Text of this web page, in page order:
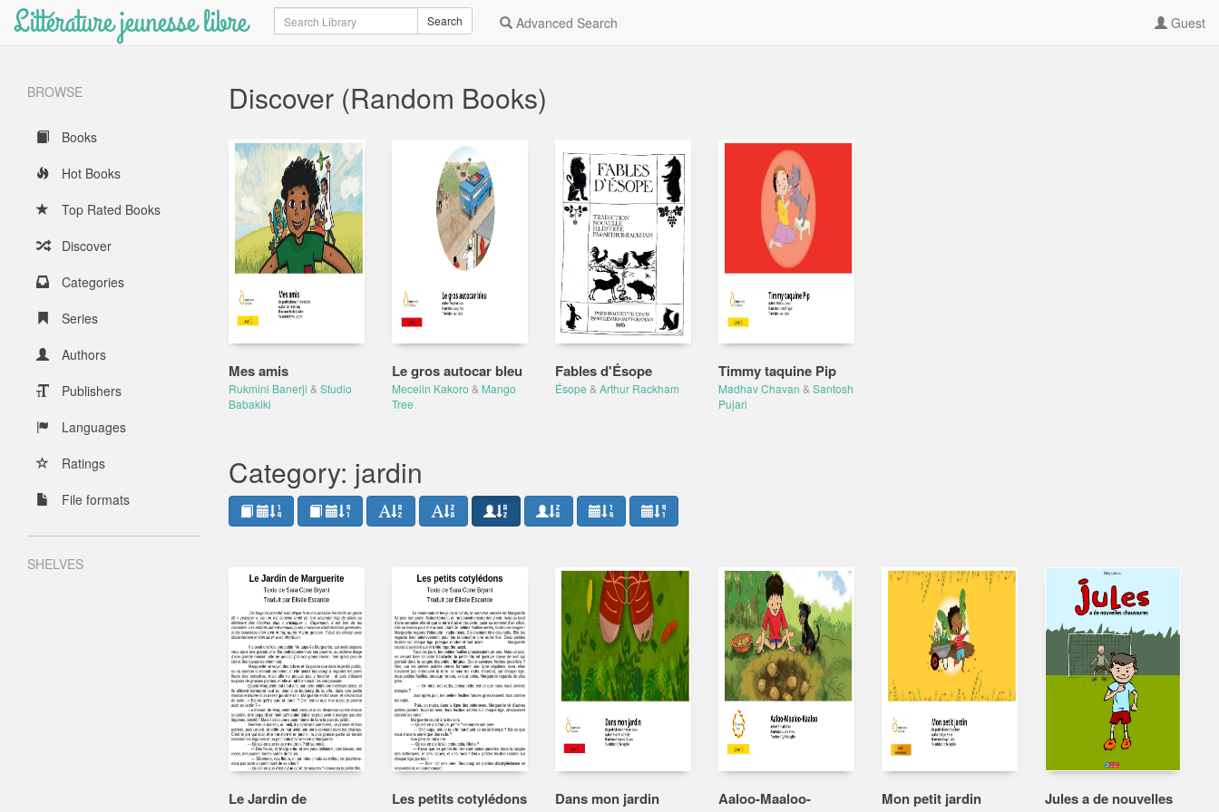
Littérature jeunesse libre Search Search Advanced Search Guest
BROWSE
Books
Hot Books
Top Rated Books
Discover
Categories
Series
Authors
Publishers
Languages
Ratings
File formats
SHELVES
Discover (Random Books)
Mes amis
Rukmini Banerji & Studio
Babakiki
Le gros autocar bleu
Mecelin Kakoro & Mango
Tree
Fables d'Ésope
Ésope & Arthur Rackham
Timmy taquine Pip
Madhav Chavan & Santosh
Pujari
Category: jardin
Le Jardin de
Les petits cotylédons Dans mon jardin
Aaloo-Maaloo-
Mon petit jardin
Jules a de nouvelles